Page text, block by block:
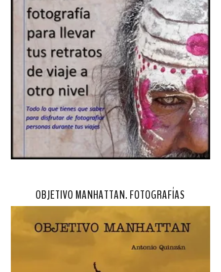
OBJETIVO MANHATTAN. FOTOGRAFÍAS